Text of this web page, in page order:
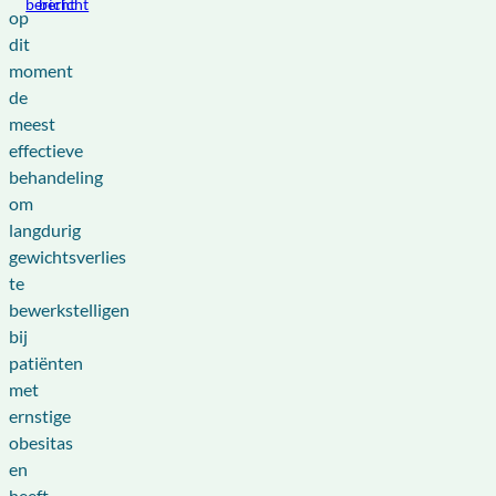
op
dit
moment
de
meest
effectieve
behandeling
om
langdurig
gewichtsverlies
te
bewerkstelligen
bij
patiënten
met
ernstige
obesitas
en
bericht
bericht